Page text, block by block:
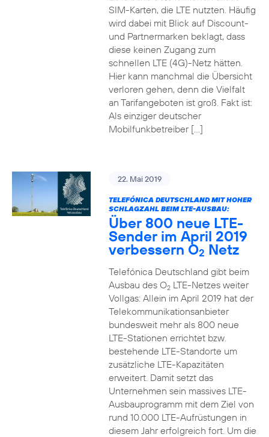
SIM-Karten, die LTE nutzten. Häufig
wird dabei mit Blick auf Discount-
und Partnermarken beklagt, dass
diese keinen Zugang zum
schnellen LTE (4G)-Netz hätten.
Hier kann manchmal die Übersicht
verloren gehen, denn die Vielfalt
an Tarifangeboten ist groß. Fakt ist:
Als einziger deutscher
Mobilfunkbetreiber […]
22. Mai 2019
TELEFÓNICA DEUTSCHLAND MIT HOHER
SCHLAGZAHL BEIM LTE-AUSBAU:
Über 800 neue LTE-
Sender im April 2019
verbessern O2 Netz
Telefónica Deutschland gibt beim
Ausbau des O2LTE-Netzes weiter
Vollgas: Allein im April 2019 hat der
Telekommunikationsanbieter
bundesweit mehr als 800 neue
LTE-Stationen errichtet bzw.
bestehende LTE-Standorte um
zusätzliche LTE-Kapazitäten
erweitert. Damit setzt das
Unternehmen sein massives LTE-
Ausbauprogramm mit dem Ziel von
rund 10.000 LTE-Aufrüstungen in
diesem Jahr erfolgreich fort. Um die